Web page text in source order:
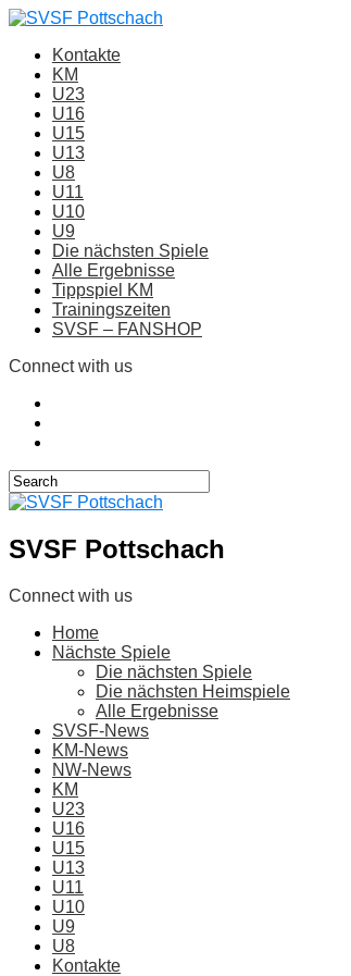
Kontakte
KM
U23
U16
U15
U13
U8
U11
U10
U9
Die nächsten Spiele
Alle Ergebnisse
Tippspiel KM
Trainingszeiten
SVSF – FANSHOP
Connect with us
SVSF Pottschach
Connect with us
Home
Nächste Spiele
Die nächsten Spiele
Die nächsten Heimspiele
Alle Ergebnisse
SVSF-News
KM-News
NW-News
KM
U23
U16
U15
U13
U11
U10
U9
U8
Kontakte